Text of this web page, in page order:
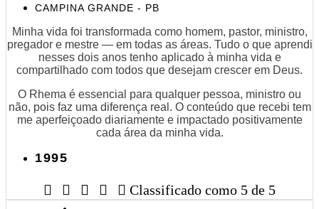
CAMPINA GRANDE - PB
Minha vida foi transformada como homem, pastor, ministro,
pregador e mestre — em todas as áreas. Tudo o que aprendi
nesses dois anos tenho aplicado à minha vida e
compartilhado com todos que desejam crescer em Deus.
O Rhema é essencial para qualquer pessoa, ministro ou
não, pois faz uma diferença real. O conteúdo que recebi tem
me aperfeiçoado diariamente e impactado positivamente
cada área da minha vida.
1995
     Classificado como 5 de 5